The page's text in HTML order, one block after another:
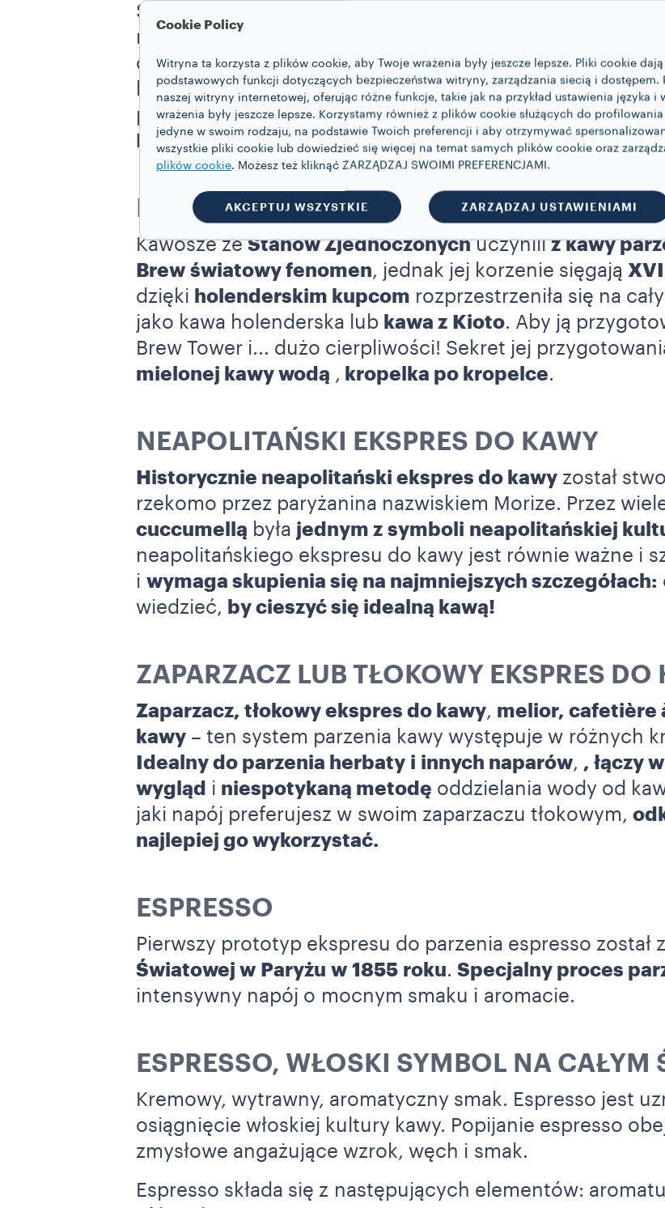
Stworzony przez niemieckiego chemika w Stanach
nie tylko charakteryzuje się
ceniony przez kawoszy na całym świecie. Jego urok
kawy: liczą sięwybór odpowiedniego filtra,metoda
przypadek, że ten najbardziej elegancki zaparzaczjest w
MoMa, Muzeum Sztuki Współczesnej w Nowym Jorku.
PARZENIE NA ZIMNO
Kawosze zeStanów Zjednoczonychuczyniliz kawy
Brew światowy fenomen, jednak jej korzenie sięgają
dzięki holenderskim kupcom rozprzestrzeniła się na
jako kawa holenderska lub kawa z Kioto. Aby ją
Brew Tower i... dużo cierpliwości! Sekret jej
mielonej kawy wodą , kropelka po kropelce.
NEAPOLITAŃSKI EKSPRES DO KAWY
Historycznie neapolitański ekspres do kawyzostał
rzekomo przez paryżanina nazwiskiem Morize. Przez
cuccumellą była jednym z symboli neapolitańskiej
neapolitańskiego ekspresu do kawy jest równie ważne i
i wymaga skupienia się na najmniejszych szczegółach:
wiedzieć, by cieszyć się idealną kawą!
ZAPARZACZ LUB TŁOKOWY EKSPRES DO
Zaparzacz, tłokowy ekspres do kawy, melior, cafetière
kawy– ten system parzenia kawy występuje w różnych
Idealny do parzenia herbaty i innych naparów, , łączy
wygląd i niespotykaną metodę oddzielania wody od
jaki napój preferujesz w swoim zaparzaczu tłokowym,
najlepiej go wykorzystać.
ESPRESSO
Pierwszy prototyp ekspresu do parzenia espresso został
Światowej w Paryżu w 1855 roku. Specjalny proces
intensywny napój o mocnym smaku i aromacie.
ESPRESSO, WŁOSKI SYMBOL NA CAŁYM
Kremowy, wytrawny, aromatyczny smak. Espresso jest
osiągnięcie włoskiej kultury kawy. Popijanie espresso
zmysłowe angażujące wzrok, węch i smak.
Espresso składa się z następujących elementów:
Cookie Policy
Witryna ta korzysta z plików cookie, aby Twoje wrażenia były jeszcze lepsze. Pliki cookie
podstawowych funkcji dotyczących bezpieczeństwa witryny, zarządzania siecią i
naszej witryny internetowej, oferując różne funkcje, takie jak na przykład ustawienia języka
wrażenia były jeszcze lepsze. Korzystamy również z plików cookie służących do
jedyne w swoim rodzaju, na podstawie Twoich preferencji i aby otrzymywać
wszystkie pliki cookie lub dowiedzieć się więcej na temat samych plików cookie oraz
plików cookie. Możesz też kliknąć ZARZĄDZAJ SWOIMI PREFERENCJAMI.
AKCEPTUJ WSZYSTKIE ZARZĄDZAJ USTAWIENIAMI